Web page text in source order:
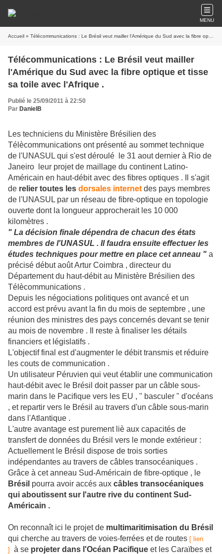
MENU
Accueil » Télécommunications : Le Brésil veut mailler l'Amérique du Sud avec la fibre optique et tisse sa toile avec l'Afrique .
Télécommunications : Le Brésil veut mailler
l'Amérique du Sud avec la fibre optique et tisse
sa toile avec l'Afrique .
Publié le 25/09/2011 à 22:50
Par DanielB
Les techniciens du Ministère Brésilien des
Télècommunications ont présenté au sommet technique
de l'UNASUL qui s'est déroulé le 31 aout dernier à Rio de
Janeiro leur projet de maillage du continent Latino-
Américain en haut-débit avec des fibres optiques . Il s'agit
de relier toutes les dorsales internet des pays membres
de l'UNASUL par un réseau de fibre-optique en topologie
ouverte dont la longueur approcherait les 10 000
kilomètres .
" La décision finale dépendra de chacun des états
membres de l'UNASUL . Il faudra ensuite effectuer les
études techniques pour mettre en place cet anneau " a
précisé début août Artur Coimbra , directeur du
Département du haut-débit au Ministère Brésilien des
Télècommunications .
Depuis les négociations politiques ont avancé et un
accord est prévu avant la fin du mois de septembre , une
réunion des ministres des pays concernés devant se tenir
au mois de novembre . Il reste à finaliser les détails
financiers et législatifs .
L'objectif final est d'augmenter le débit transmis et réduire
les couts de communication .
Un utilisateur Péruvien qui veut établir une communication
haut-débit avec le Brésil doit passer par un câble sous-
marin dans le Pacifique vers les EU , " basculer " d'océans
, et repartir vers le Brésil au travers d'un câble sous-marin
dans l'Atlantique .
L'autre avantage est purement liè aux capacités de
transfert de données du Brésil vers le monde extérieur :
Actuellement le Brésil dispose de trois sorties
indépendantes au travers de câbles transocéaniques .
Grâce à cet anneau Sud-Américain de fibre-optique , le
Brésil pourra avoir accés aux câbles transocéaniques
qui aboutissent sur l'autre rive du continent Sud-
Américain .
On reconnaît ici le projet de multimaritimisation du Brésil
qui cherche au travers de voies-ferrées et de routes [ lien
]
à se projeter dans l'Océan Pacifique et les Caraïbes et